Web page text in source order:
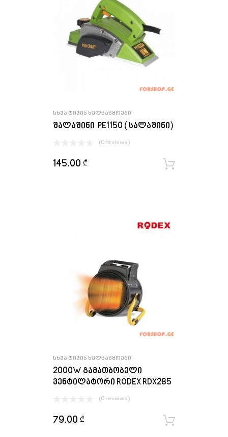
ᲡᲮᲕᲐ ᲢᲘᲞᲘᲡ ᲮᲔᲚᲡᲐᲬᲧᲝᲔᲑᲘ
შალაშინი PE1150 ( სალაშინი)
(0 reviews)
145.00 ₾
ᲡᲮᲕᲐ ᲢᲘᲞᲘᲡ ᲮᲔᲚᲡᲐᲬᲧᲝᲔᲑᲘ
2000W გამათბობელი
ვენტილატორი RODEX RDX285
(0 reviews)
79.00 ₾